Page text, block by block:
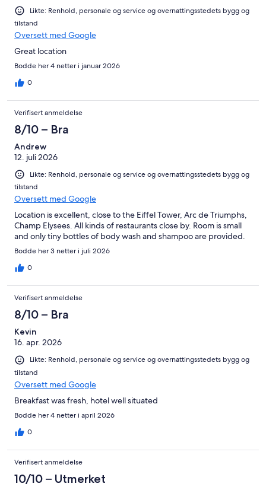
Likte: Renhold, personale og service og overnattingsstedets bygg og
tilstand
Oversett med Google
Great location
Bodde her 4 netter i januar 2026
0
Verifisert anmeldelse
8/10 – Bra
Andrew
12. juli 2026
Likte: Renhold, personale og service og overnattingsstedets bygg og
tilstand
Oversett med Google
Location is excellent, close to the Eiffel Tower, Arc de Triumphs,
Champ Elysees. All kinds of restaurants close by. Room is small
and only tiny bottles of body wash and shampoo are provided.
Bodde her 3 netter i juli 2026
0
Verifisert anmeldelse
8/10 – Bra
Kevin
16. apr. 2026
Likte: Renhold, personale og service og overnattingsstedets bygg og
tilstand
Oversett med Google
Breakfast was fresh, hotel well situated
Bodde her 4 netter i april 2026
0
Verifisert anmeldelse
10/10 – Utmerket